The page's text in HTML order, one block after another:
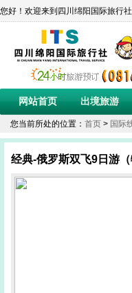
您好！欢迎来到四川绵阳国际旅行
网站首页 出境旅游
您当前所处的位置： 首页 > 国际
经典-俄罗斯双飞9日游（